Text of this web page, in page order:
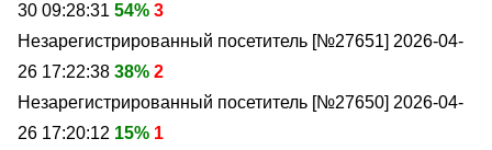
30 09:28:31 54% 3
Незарегистрированный посетитель [№27651] 2026-04-
26 17:22:38 38% 2
Незарегистрированный посетитель [№27650] 2026-04-
26 17:20:12 15% 1